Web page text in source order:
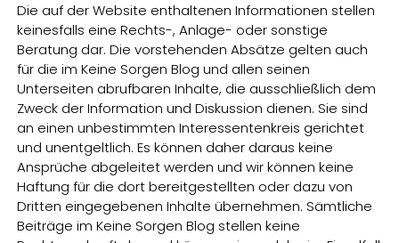
Die auf der Website enthaltenen Informationen stellen
keinesfalls eine Rechts-, Anlage- oder sonstige
Beratung dar. Die vorstehenden Absätze gelten auch
für die im Keine Sorgen Blog und allen seinen
Unterseiten abrufbaren Inhalte, die ausschließlich dem
Zweck der Information und Diskussion dienen. Sie sind
an einen unbestimmten Interessentenkreis gerichtet
und unentgeltlich. Es können daher daraus keine
Ansprüche abgeleitet werden und wir können keine
Haftung für die dort bereitgestellten oder dazu von
Dritten eingegebenen Inhalte übernehmen. Sämtliche
Beiträge im Keine Sorgen Blog stellen keine